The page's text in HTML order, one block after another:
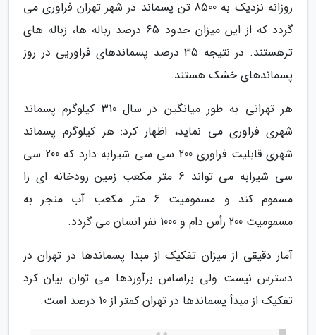
روزانه نزدیک به 8500 تن پسماند در شهر تهران فراوری می
گردد که از این میزان حدود 65 درصد زباله ها، زباله های
ترهستند. در نتیجه 35 درصد پسماندهای فراوریی در روز
پسماندهای خشک هستند.
هر تهرانی به طور میانگین در سال 310 کیلوگرم پسماند
شهری فراوری می نماید، اظهار کرد: هر کیلوگرم پسماند
شهری قابلیت فراوری 200 سی سی شیرابه دارد که 200 سی
سی شیرابه می تواند 6 متر مکعب زمین رودخانه ای را
مسموم کند و مسمومیت 6 متر مکعب آب منجر به
مسمومیت 200 رأس دام و 1000 نفر انسان می گردد.
آمار دقیقی از میزان تفکیک از مبدا پسماندها در تهران در
دسترس نیست ولی براساس برآوردها می توان بیان کرد
تفکیک از مبدأ پسماندها در تهران کمتر از 10 درصد است.